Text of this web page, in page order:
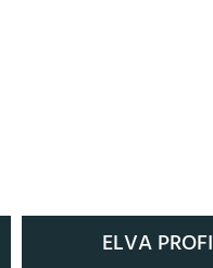
ELVA PROFI